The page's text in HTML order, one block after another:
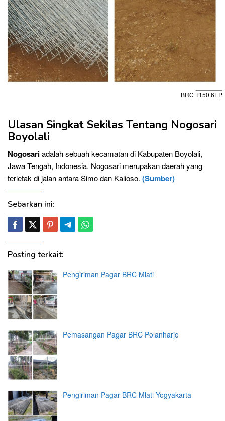
BRC T150 6EP
Ulasan Singkat Sekilas Tentang Nogosari
Boyolali
Nogosariadalah sebuah kecamatan di Kabupaten Boyolali,
Jawa Tengah, Indonesia. Nogosari merupakan daerah yang
terletak di jalan antara Simo dan Kalioso. (Sumber)
Sebarkan ini:
Posting terkait:
Pengiriman Pagar BRC Mlati
Pemasangan Pagar BRC Polanharjo
Pengiriman Pagar BRC Mlati Yogyakarta